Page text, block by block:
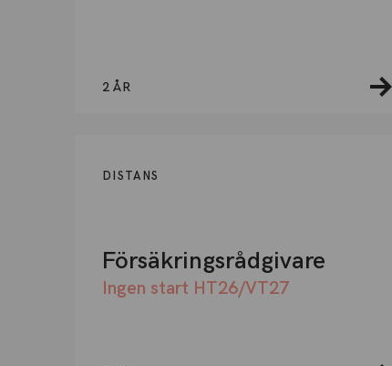
2 ÅR
DISTANS
Försäkringsrådgivare
Ingen start HT26/VT27